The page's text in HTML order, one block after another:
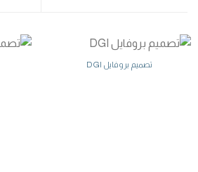
تصميم بروفايل DGI